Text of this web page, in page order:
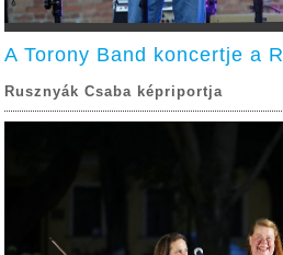
A Torony Band koncertje a
Rusznyák Csaba képriportja